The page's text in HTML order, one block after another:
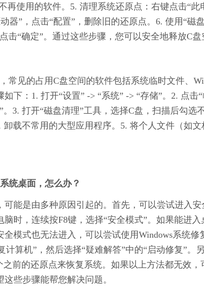
再使用的软件。5. 清理系统还原点：右键点击“此
器”，点击“配置”，删除旧的还原点。6. 使用“磁
击“确定”。通过这些步骤，您可以安全地释放C盘
常见的占用C盘空间的软件包括系统临时文件、
下：1. 打开“设置” -> “系统” -> “存储”。2. 点击
3. 打开“磁盘清理”工具，选择C盘，扫描后勾选
卸载不常用的大型应用程序。5. 将个人文件（如
统桌面，怎么办？
可能是由多种原因引起的。首先，可以尝试进入
时，连续按F8键，选择“安全模式”。如果能进
模式也无法进入，可以尝试使用Windows系统修
算机”，然后选择“疑难解答”中的“启动修复”。
之前的还原点来恢复系统。如果以上方法都无效
些步骤能帮您解决问题。